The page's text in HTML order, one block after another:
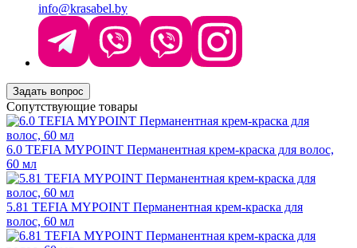
info@krasabel.by
Задать вопрос
Сопутствующие товары
6.0 TEFIA MYPOINT Перманентная крем-краска для волос,
60 мл
5.81 TEFIA MYPOINT Перманентная крем-краска для
волос, 60 мл